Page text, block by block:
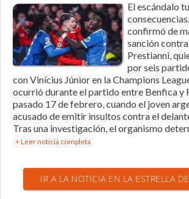
El escándalo
confirmó de
sanción
Prestianni,
por seis
con Vinícius Júnior en la Champions
ocurrió durante el partido entre Benfica y
pasado 17 de febrero, cuando el joven
acusado de emitir insultos contra el
Tras una investigación, el organismo
+ Leer noticia completa
IR A LA NOTICIA EN LA ESTRELLA